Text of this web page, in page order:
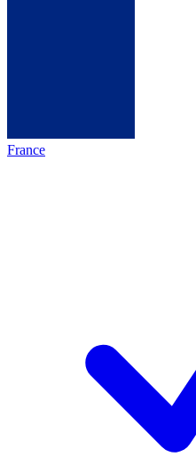
France